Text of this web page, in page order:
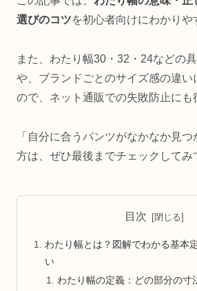
選びのコツを初心者向けにわかりや
また、わたり幅30・32・24などの
や、ブランドごとのサイズ感の違い
ので、ネット通販での失敗防止にも
「自分に合うパンツがなかなか見
方は、ぜひ最後までチェックしてみ
目次
わたり幅とは？図解でわかる基本
い
わたり幅の定義：どの部分の寸